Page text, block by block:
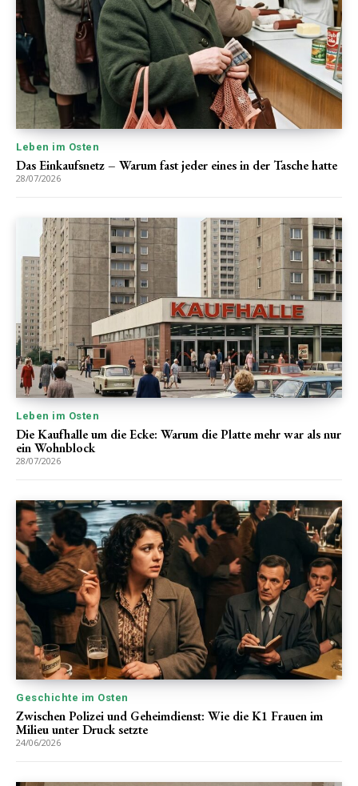
Leben im Osten
Das Einkaufsnetz – Warum fast jeder eines in der Tasche hatte
28/07/2026
Leben im Osten
Die Kaufhalle um die Ecke: Warum die Platte mehr war als nur
ein Wohnblock
28/07/2026
Geschichte im Osten
Zwischen Polizei und Geheimdienst: Wie die K1 Frauen im
Milieu unter Druck setzte
24/06/2026